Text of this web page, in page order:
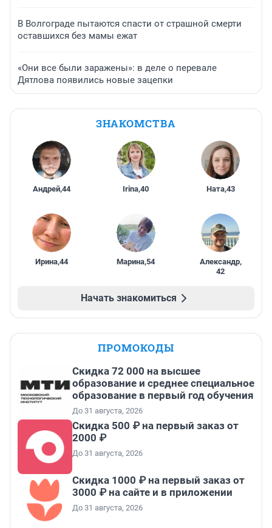
В Волгограде пытаются спасти от страшной смерти
оставшихся без мамы ежат
«Они все были заражены»: в деле о перевале
Дятлова появились новые зацепки
ЗНАКОМСТВА
Андрей,44 Irina,40 Ната,43
Ирина,44 Марина,54 Александр,
42
Начать знакомиться
ПРОМОКОДЫ
Скидка 72 000 на высшее
образование и среднее специальное
образование в первый год обучения
До 31 августа, 2026
Скидка 500 ₽ на первый заказ от
2000 ₽
До 31 августа, 2026
Скидка 1000 ₽ на первый заказ от
3000 ₽ на сайте и в приложении
До 31 августа, 2026